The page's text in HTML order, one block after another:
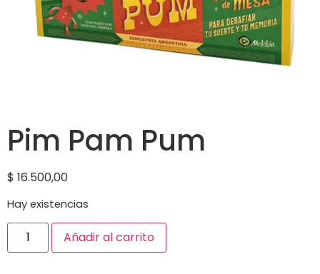
Pim Pam Pum
$ 16.500,00
Hay existencias
Añadir al carrito